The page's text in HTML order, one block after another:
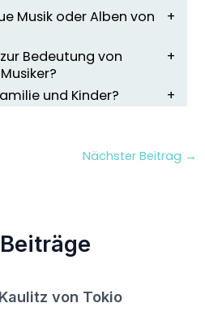
Musik oder Alben von
Bedeutung von
und Kinder?
Nächster Beitrag →
von Tokio